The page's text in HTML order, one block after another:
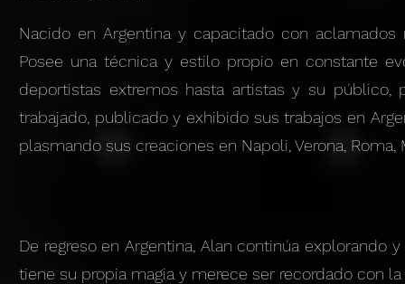
Nacido en Argentina y capacitado con
Posee una técnica y estilo propio en constante
deportistas extremos hasta artistas y su público,
trabajado, publicado y exhibido sus trabajos en
plasmando sus creaciones en Napoli, Verona,
De regreso en Argentina, Alan continúa
tiene su propia magia y merece ser recordado con